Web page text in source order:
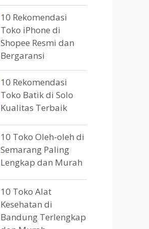
10 Rekomendasi
Toko iPhone di
Shopee Resmi dan
Bergaransi
10 Rekomendasi
Toko Batik di Solo
Kualitas Terbaik
10 Toko Oleh-oleh di
Semarang Paling
Lengkap dan Murah
10 Toko Alat
Kesehatan di
Bandung Terlengkap